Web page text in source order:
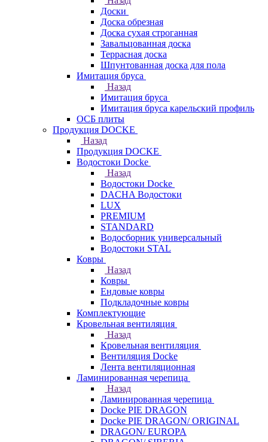
Доски
Доска обрезная
Доска сухая строганная
Завальцованная доска
Террасная доска
Шпунтованная доска для пола
Имитация бруса
Назад
Имитация бруса
Имитация бруса карельский профиль
ОСБ плиты
Продукция DOCKE
Назад
Продукция DOCKE
Водостоки Docke
Назад
Водостоки Docke
DACHA Водостоки
LUX
PREMIUM
STANDARD
Водосборник универсальный
Водостоки STAL
Ковры
Назад
Ковры
Ендовые ковры
Подкладочные ковры
Комплектующие
Кровельная вентиляция
Назад
Кровельная вентиляция
Вентиляция Docke
Лента вентиляционная
Ламинированная черепица
Назад
Ламинированная черепица
Docke PIE DRAGON
Docke PIE DRAGON/ ORIGINAL
DRAGON/ EUROPA